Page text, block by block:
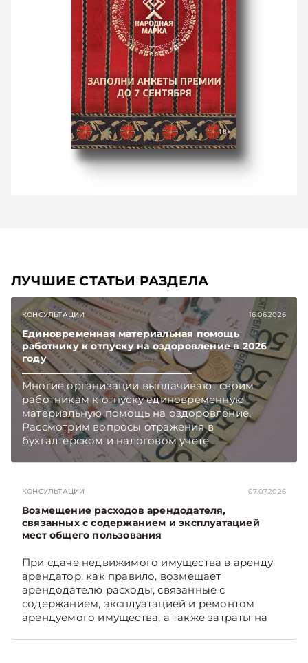
ЛУЧШИЕ СТАТЬИ РАЗДЕЛА
КОНСУЛЬТАЦИИ 16.06.2026
Единовременная материальная помощь
работнику к отпуску на оздоровление в 2026
году
Многие организации выплачивают своим
работникам к отпуску единовременную
материальную помощь на оздоровление.
Рассмотрим вопросы отражения в
бухгалтерском и налоговом учете
хозяйственных операций по начислению и
Главное об экономике Беларуси — раньше,
чем в новостях TelegramViber
КОНСУЛЬТАЦИИ 07.07.2026
Возмещение расходов арендодателя,
связанных с содержанием и эксплуатацией
мест общего пользования
При сдаче недвижимого имущества в аренду
арендатор, как правило, возмещает
арендодателю расходы, связанные с
содержанием, эксплуатацией и ремонтом
арендуемого имущества, а также затраты на